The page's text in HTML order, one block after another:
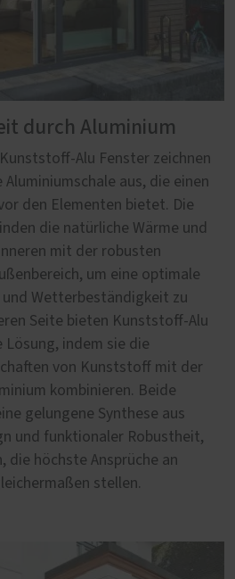
durch Aluminium
Alu Fenster zeichnen
aus, die einen
den Elementen bietet. Die
die natürliche Wärme und
mit der robusten
um eine optimale
und Wetterbeständigkeit zu
Seite bieten Kunststoff-Alu
Lösung, indem sie die
von Kunststoff mit der
kombinieren. Beide
gelungene Synthese aus
und funktionaler Robustheit,
die höchste Ansprüche an
stellen.